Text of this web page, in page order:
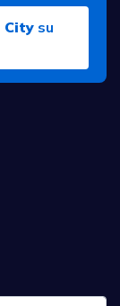
City su